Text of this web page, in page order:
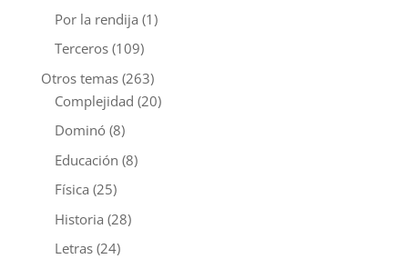
Por la rendija (1)
Terceros(109)
Otros temas(263)
Complejidad (20)
Dominó(8)
Educación (8)
Física (25)
Historia (28)
Letras(24)